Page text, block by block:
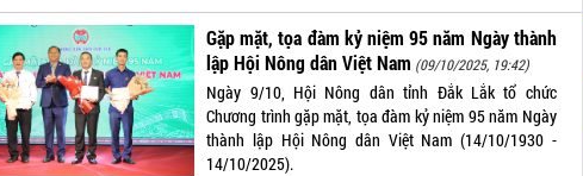
Gặp mặt, tọa đàm kỷ niệm 95 năm Ngày thành
lập Hội Nông dân Việt Nam (09/10/2025, 19:42)
Ngày 9/10, Hội Nông dân tỉnh Đắk Lắk tổ chức
Chương trình gặp mặt, tọa đàm kỷ niệm 95 năm Ngày
thành lập Hội Nông dân Việt Nam (14/10/1930 -
14/10/2025).